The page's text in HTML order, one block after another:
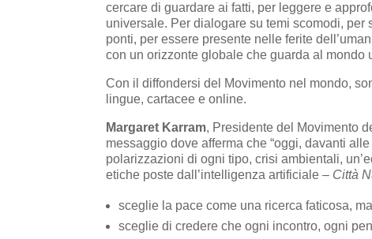
cercare di guardare ai fatti, per leggere e
universale. Per dialogare su temi scomodi,
ponti, per essere presente nelle ferite
con un orizzonte globale che guarda al mondo
Con il diffondersi del Movimento nel mondo,
lingue, cartacee e online.
Margaret Karram, Presidente del Movimento
messaggio dove afferma che “oggi, davanti
polarizzazioni di ogni tipo, crisi ambientali,
etiche poste dall’intelligenza artificiale – Città
sceglie la pace come una ricerca faticosa,
sceglie di credere che ogni incontro, ogni